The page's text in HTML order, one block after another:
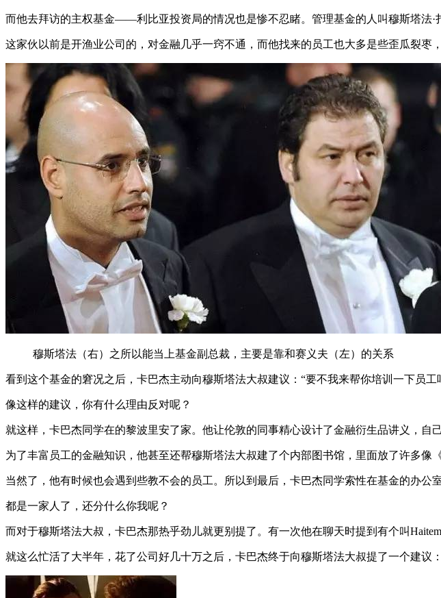
而他去拜访的主权基金——利比亚投资局的情况也是惨不忍睹。管理基金的人叫穆斯塔法·
这家伙以前是开渔业公司的，对金融几乎一窍不通，而他找来的员工也大多是些歪瓜裂枣
穆斯塔法（右）之所以能当上基金副总裁，主要是靠和赛义夫（左）的关系
看到这个基金的窘况之后，卡巴杰主动向穆斯塔法大叔建议：“要不我来帮你培训一下员工
像这样的建议，你有什么理由反对呢？
就这样，卡巴杰同学在的黎波里安了家。他让伦敦的同事精心设计了金融衍生品讲义，自
为了丰富员工的金融知识，他甚至还帮穆斯塔法大叔建了个内部图书馆，里面放了许多像
当然了，他有时候也会遇到些教不会的员工。所以到最后，卡巴杰同学索性在基金的办公
都是一家人了，还分什么你我呢？
而对于穆斯塔法大叔，卡巴杰那热乎劲儿就更别提了。有一次他在聊天时提到有个叫
就这么忙活了大半年，花了公司好几十万之后，卡巴杰终于向穆斯塔法大叔提了一个建议：